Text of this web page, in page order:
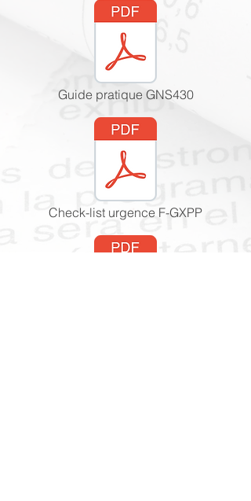
Guide pratique GNS430
Check-list urgence F-GXPP